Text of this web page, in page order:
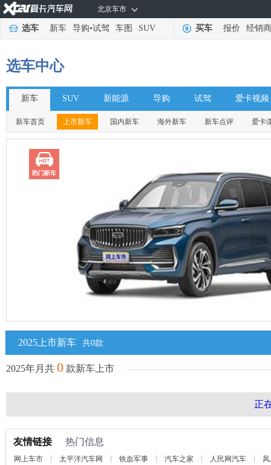
北京车市
选车 新车 导购•试驾 车图 SUV 买车 报价 经销商
选车中心
新车 SUV 新能源 导购 试驾 爱卡视频
新车首页 上市新车 国内新车 海外新车 新车点评 爱卡
2025上市新车 共0款
2025年月共 0 款新车上市
正
友情链接 热门信息
网上车市 太平洋汽车网 铁血军事 汽车之家 人民网汽车